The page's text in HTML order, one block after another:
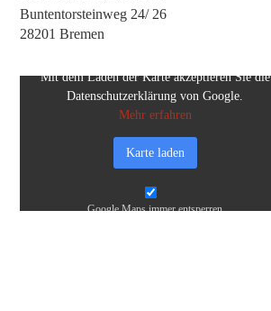
Bun­ten­tor­stein­weg 24/ 26
28201 Bremen
Mit dem Laden der Kar­te akzep­tie­ren Sie die
Daten­schutz­er­klä­rung von Goog­le.
Mehr erfah­ren
Kar­te laden
Goog­le Maps immer entsperren